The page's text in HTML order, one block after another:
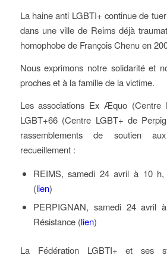
La haine anti LGBTI+ continue de
dans une ville de Reims déjà
homophobe de François Chenu en
Nous exprimons notre solidarité et
proches et à la famille de la victime.
Les associations Ex Æquo (Centre
LGBT+66 (Centre LGBT+ de
rassemblements de soutien
recueillement :
REIMS, samedi 24 avril à 10 h,
(lien)
PERPIGNAN, samedi 24
Résistance (lien)
La Fédération LGBTI+ et ses